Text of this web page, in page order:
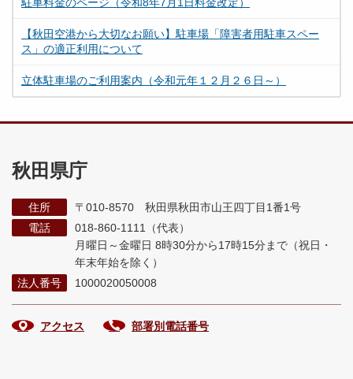
【秋田空港から大切なお願い】駐車場「障害者用駐車スペー
ス」の適正利用について
立体駐車場のご利用案内（令和元年１２月２６日～）
秋田県庁
住所
〒010-8570 秋田県秋田市山王四丁目1番1号
電話
018-860-1111（代表）
月曜日～金曜日 8時30分から17時15分まで （祝日・
年末年始を除く）
法人番号
1000020050008
アクセス 部署別電話番号